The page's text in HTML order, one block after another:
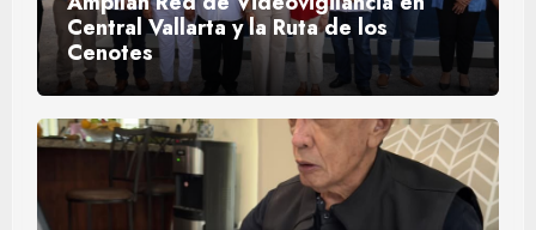
Central Vallarta y la Ruta de los
Cenotes